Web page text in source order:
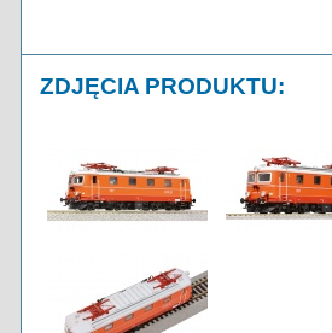
ZDJĘCIA PRODUKTU: